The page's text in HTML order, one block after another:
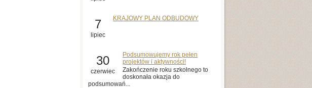
7
lipiec
KRAJOWY PLAN ODBUDOWY
30
czerwiec
Podsumowujemy rok pełen
projektów i aktywności!
Zakończenie roku szkolnego to
doskonała okazja do
podsumowań...